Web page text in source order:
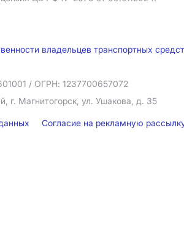
владельцев транспортных
/ ОГРН: 1237700657072
г. Магнитогорск, ул. Ушакова, д. 35
Согласие на рекламную